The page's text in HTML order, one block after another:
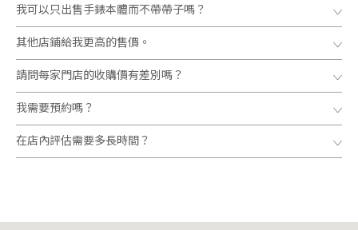
我可以只出售手錶本體而不帶帶子嗎？
其他店鋪給我更高的售價。
請問每家門店的收購價有差別嗎？
我需要預約嗎？
在店內評估需要多長時間？